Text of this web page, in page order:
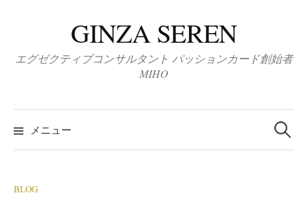
ン
キ
GINZA SEREN
エグゼクティブコンサルタント パッションカード創始者
MIHO
メニュー
検
索:
BLOG